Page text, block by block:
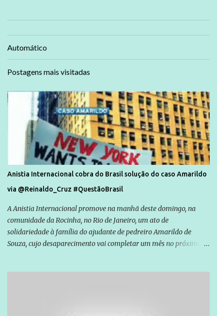
Automático
Postagens mais visitadas
Anistia Internacional cobra do Brasil solução do caso Amarildo
via @Reinaldo_Cruz #QuestãoBrasil
A Anistia Internacional promove na manhã deste domingo, na
comunidade da Rocinha, no Rio de Janeiro, um ato de
solidariedade à família do ajudante de pedreiro Amarildo de
Souza, cujo desaparecimento vai completar um mês no próximo